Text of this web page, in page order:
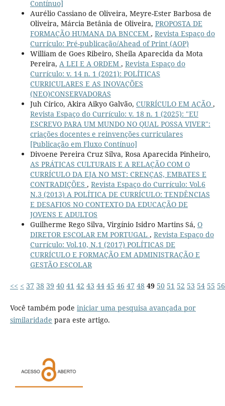
Contínuo]
Aurélio Cassiano de Oliveira, Meyre-Ester Barbosa de
Oliveira, Márcia Betânia de Oliveira, PROPOSTA DE
FORMAÇÃO HUMANA DA BNCCEM , Revista Espaço do
Currículo: Pré-publicação/Ahead of Print (AOP)
William de Goes Ribeiro, Sheila Aparecida da Mota
Pereira, A LEI E A ORDEM , Revista Espaço do
Currículo: v. 14 n. 1 (2021): POLÍTICAS
CURRICULARES E AS INOVAÇÕES
(NEO)CONSERVADORAS
Juh Círico, Akira Aikyo Galvão, CURRÍCULO EM AÇÃO ,
Revista Espaço do Currículo: v. 18 n. 1 (2025): "EU
ESCREVO PARA UM MUNDO NO QUAL POSSA VIVER":
criações docentes e reinvenções curriculares
[Publicação em Fluxo Contínuo]
Divoene Pereira Cruz Silva, Rosa Aparecida Pinheiro,
AS PRÁTICAS CULTURAIS E A RELAÇÃO COM O
CURRÍCULO DA EJA NO MST: CRENÇAS, EMBATES E
CONTRADIÇÕES , Revista Espaço do Currículo: Vol.6
N.3 (2013) A POLÍTICA DE CURRÍCULO: TENDÊNCIAS
E DESAFIOS NO CONTEXTO DA EDUCAÇÃO DE
JOVENS E ADULTOS
Guilherme Rego Silva, Virgínio Isidro Martins Sá, O
DIRETOR ESCOLAR EM PORTUGAL , Revista Espaço do
Currículo: Vol.10, N.1 (2017) POLÍTICAS DE
CURRÍCULO E FORMAÇÃO EM ADMINISTRAÇÃO E
GESTÃO ESCOLAR
<< < 37 38 39 40 41 42 43 44 45 46 47 48 49 50 51 52 53 54 55 56
Você também pode iniciar uma pesquisa avançada por
similaridade para este artigo.